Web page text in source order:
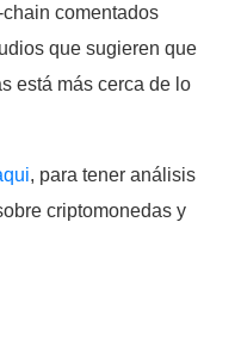
comentados
que sugieren que
está más cerca de lo
, para tener análisis
criptomonedas y